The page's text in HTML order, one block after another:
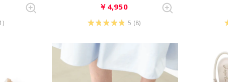
￥4,950
5 (8)